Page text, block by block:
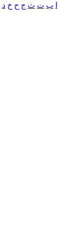
ب ت ث ج ح خ د